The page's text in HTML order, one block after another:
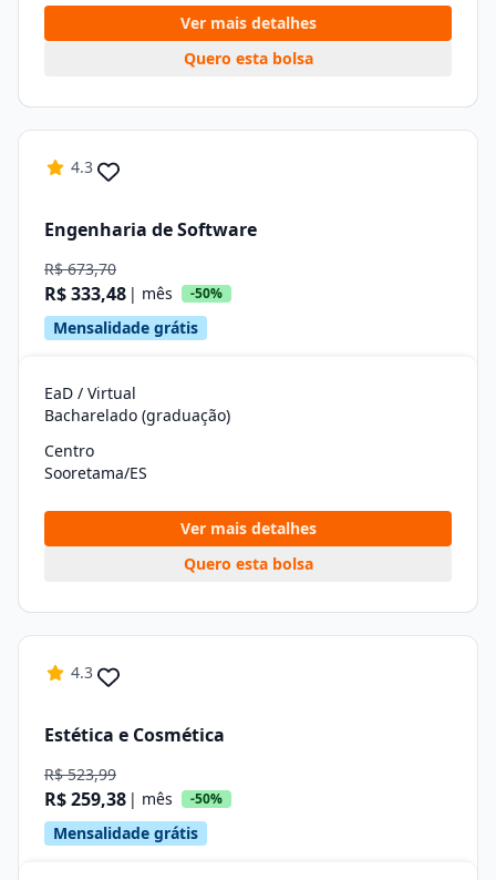
Ver mais detalhes
Quero esta bolsa
4.3
Engenharia de Software
R$ 673,70
R$ 333,48 | mês -50%
Mensalidade grátis
EaD / Virtual
Bacharelado (graduação)
Centro
Sooretama/ES
Ver mais detalhes
Quero esta bolsa
4.3
Estética e Cosmética
R$ 523,99
R$ 259,38 | mês -50%
Mensalidade grátis